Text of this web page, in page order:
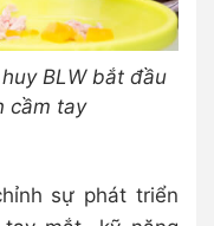
BLW bắt đầu
cầm tay
sự phát triển